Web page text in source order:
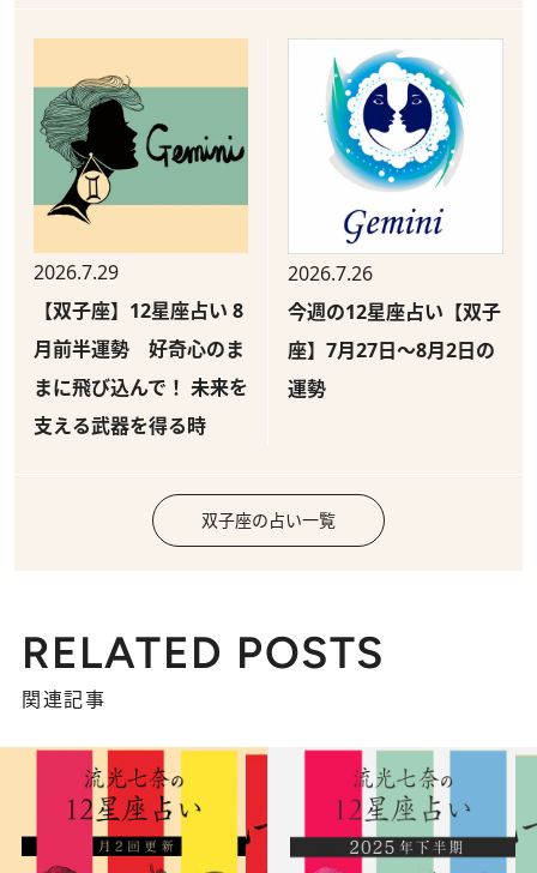
2026.7.29
【双子座】12星座占い 8
月前半運勢 好奇心のま
まに飛び込んで！ 未来を
支える武器を得る時
2026.7.26
今週の12星座占い【双子
座】7月27日～8月2日の
運勢
双子座の占い一覧
RELATED POSTS
関連記事